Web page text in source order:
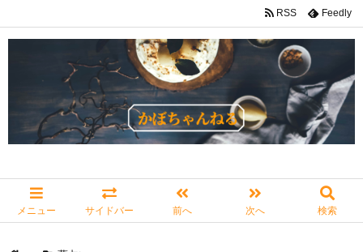
メニュー サイドバー 前へ 次へ 検索
RSS Feedly